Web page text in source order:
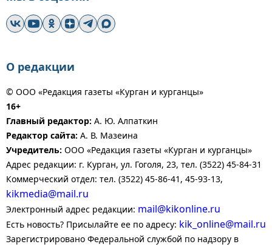
О редакции
© ООО «Редакция газеты «Курган и курганцы»
16+
Главный редактор: А. Ю. Алпаткин
Редактор сайта: А. В. Мазеина
Учредитель: ООО «Редакция газеты «Курган и курганцы»
Адрес редакции: г. Курган, ул. Гоголя, 23, тел. (3522) 45-84-31
Коммерческий отдел: тел. (3522) 45-86-41, 45-93-13,
kikmedia@mail.ru
Электронный адрес редакции: mail@kikonline.ru
Есть новость? Присылайте ее по адресу: kik_online@mail.ru
Зарегистрировано Федеральной службой по надзору в